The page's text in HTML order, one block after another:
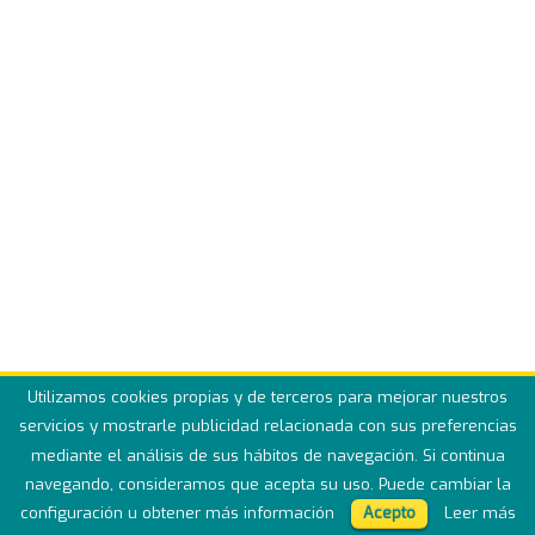
©2026ONCOLOGÍA PERSONALIZADApowered by
BioSequence
Utilizamos cookies propias y de terceros para mejorar nuestros
servicios y mostrarle publicidad relacionada con sus preferencias
mediante el análisis de sus hábitos de navegación. Si continua
navegando, consideramos que acepta su uso. Puede cambiar la
configuración u obtener más información
Acepto Leer más